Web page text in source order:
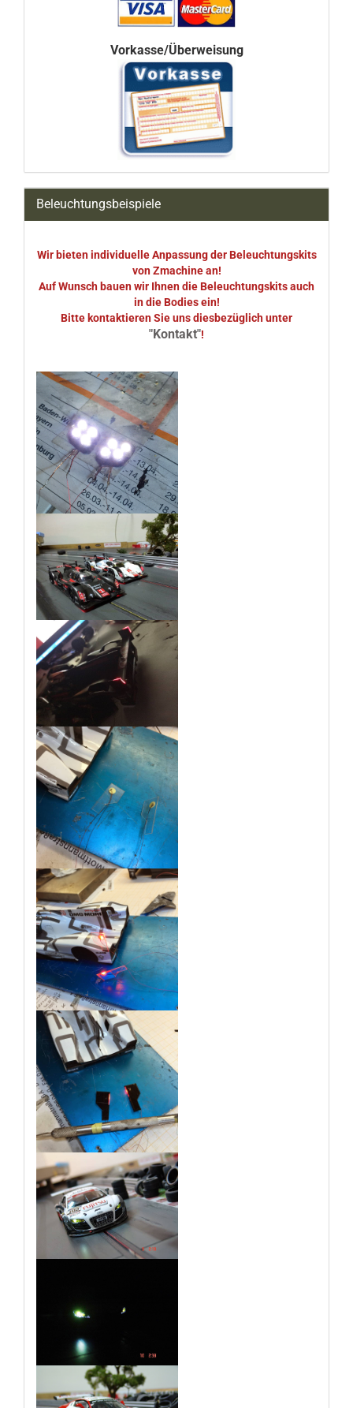
Vorkasse/Überweisung
Beleuchtungsbeispiele
Wir bieten individuelle Anpassung der Beleuchtungskits
von Zmachine an!
Auf Wunsch bauen wir Ihnen die Beleuchtungskits auch
in die Bodies ein!
Bitte kontaktieren Sie uns diesbezüglich unter
"Kontakt"!